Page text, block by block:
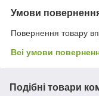
Умови
Повернення товару
Всі умови
Подібні товари